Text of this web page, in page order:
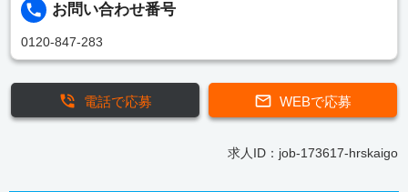
お問い合わせ番号
0120-847-283
WEBで応募
電話で応募
求人ID：job-173617-hrskaigo